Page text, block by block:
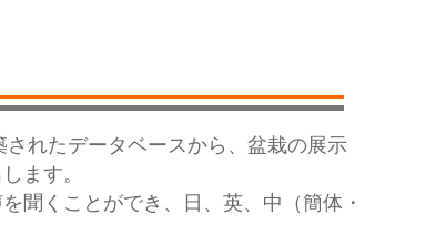
れたデータベースから、盆栽の展示
ます。
聞くことができ、日、英、中（簡体・